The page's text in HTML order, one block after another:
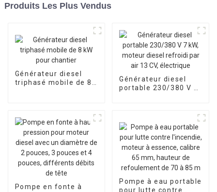
Produits Les Plus Vendus
Générateur diesel
triphasé mobile de 8
Générateur diesel
portable 230/380 V 7
Pompe en fonte à
Pompe à eau portable
pour lutte contre